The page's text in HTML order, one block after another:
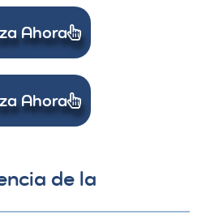
Ahora
Ahora
de la